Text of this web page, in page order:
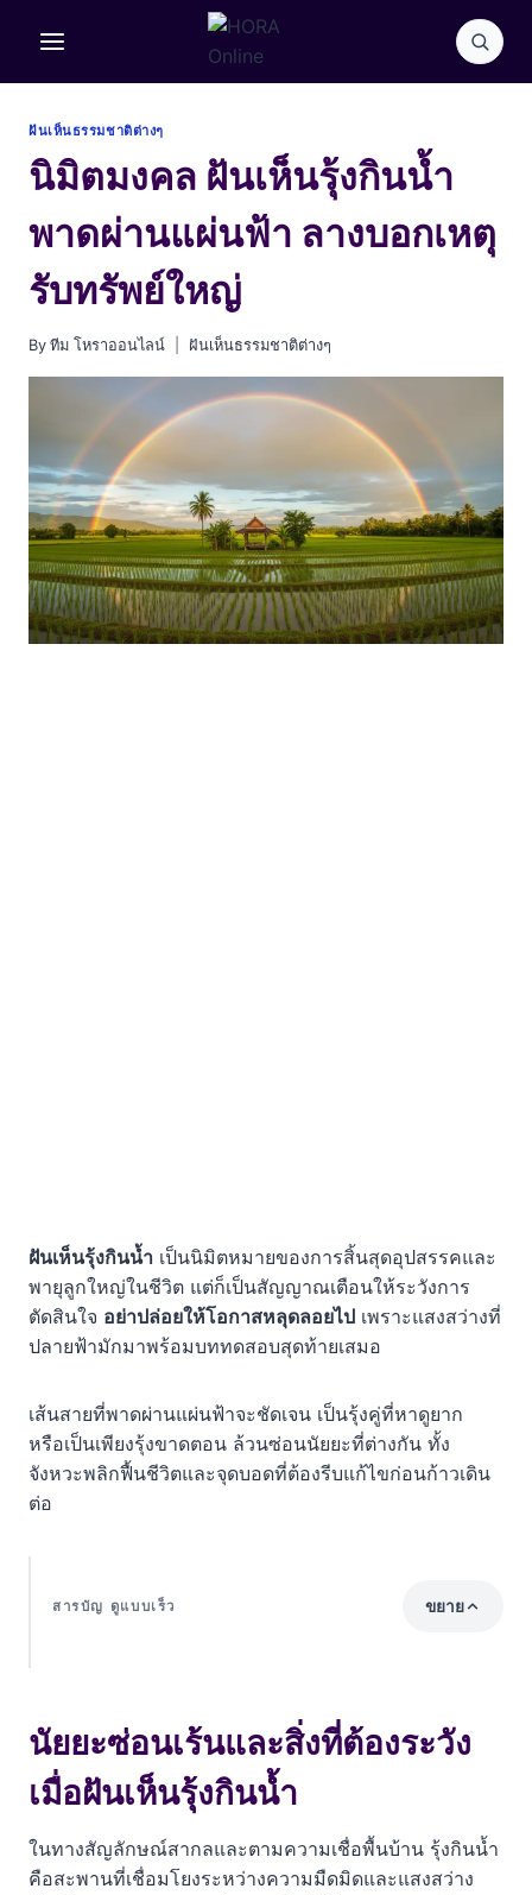
ฝันเห็นธรรมชาติต่างๆ
นิมิตมงคล ฝันเห็นรุ้งกินน้ำ
พาดผ่านแผ่นฟ้า ลางบอกเหตุ
รับทรัพย์ใหญ่
By ทีม โหราออนไลน์ ฝันเห็นธรรมชาติต่างๆ
ฝันเห็นรุ้งกินน้ำ เป็นนิมิตหมายของการสิ้นสุดอุปสรรคและ
พายุลูกใหญ่ในชีวิต แต่ก็เป็นสัญญาณเตือนให้ระวังการ
ตัดสินใจ อย่าปล่อยให้โอกาสหลุดลอยไป เพราะแสงสว่างที่
ปลายฟ้ามักมาพร้อมบททดสอบสุดท้ายเสมอ
เส้นสายที่พาดผ่านแผ่นฟ้าจะชัดเจน เป็นรุ้งคู่ที่หาดูยาก
หรือเป็นเพียงรุ้งขาดตอน ล้วนซ่อนนัยยะที่ต่างกัน ทั้ง
จังหวะพลิกฟื้นชีวิตและจุดบอดที่ต้องรีบแก้ไขก่อนก้าวเดิน
ต่อ
สารบัญ ดูแบบเร็ว ขยาย
ถอดรหัสจิตวิทยา ทำไมจิตใต้สำนึกถึงสร้างภาพ
รุ้งกินน้ำ
บริบทของรุ้งในฝัน สัญญาณเตือนและโอกาสที่ต่างกัน
1. ฝันเห็นรุ้งกินน้ำ 1 เส้นชัดเจน: โอกาสเปิดกว้าง แต่ห้าม
ประมาท
นัยยะซ่อนเร้นและสิ่งที่ต้องระวัง
เมื่อฝันเห็นรุ้งกินน้ำ
ในทางสัญลักษณ์สากลและตามความเชื่อพื้นบ้าน รุ้งกินน้ำ
คือสะพานที่เชื่อมโยงระหว่างความมืดมิดและแสงสว่าง